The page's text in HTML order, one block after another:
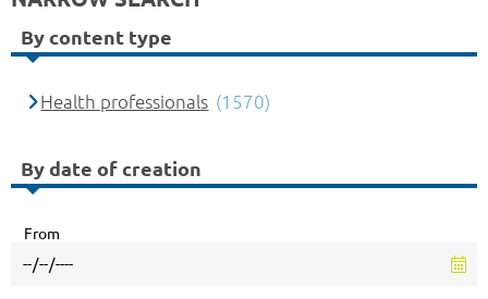
By content type
Health professionals (1570)
By date of creation
From